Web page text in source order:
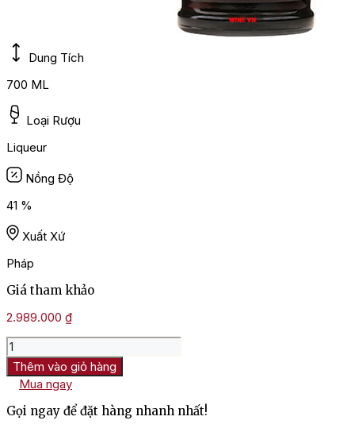
Dung Tích
700 ML
Loại Rượu
Liqueur
Nồng Độ
41 %
Xuất Xứ
Pháp
Giá tham khảo
2.989.000 ₫
Rượu
Chateau
Du
Breuil
15
Ans
Thêm vào giỏ hàng
Mua ngay
Gọi ngay để đặt hàng nhanh nhất!